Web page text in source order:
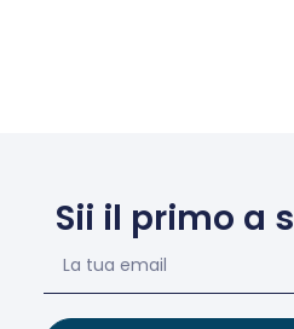
Sii il primo a